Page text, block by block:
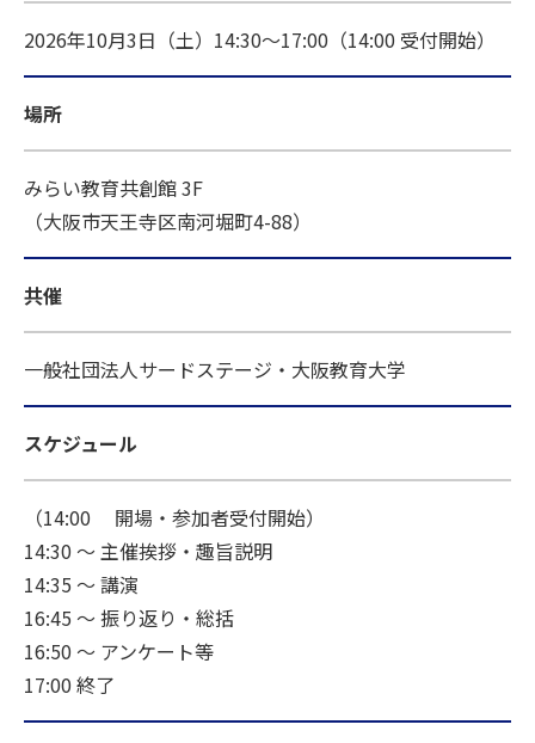
2026年10月3日（土）14:30～17:00（14:00 受付開始）
場所
みらい教育共創館 3F
（大阪市天王寺区南河堀町4-88）
共催
一般社団法人サードステージ・大阪教育大学
スケジュール
（14:00 開場・参加者受付開始）
14:30 〜 主催挨拶・趣旨説明
14:35 〜 講演
16:45 〜 振り返り・総括
16:50 〜 アンケート等
17:00 終了